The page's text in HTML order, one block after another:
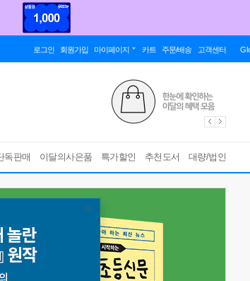
로그인 회원가입 마이페이지 카트 주문/배송 고객센터
독판매 이달의사은품 특가할인 추천도서 대량/법인